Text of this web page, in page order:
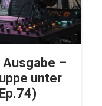
Ausgabe –
unter